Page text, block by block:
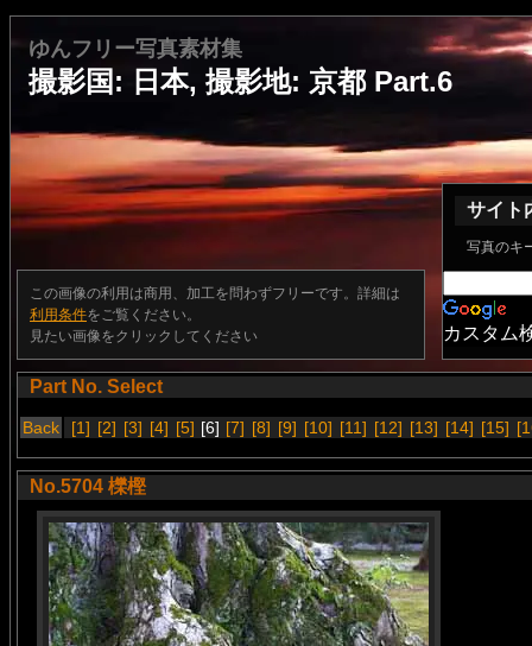
ゆんフリー写真素材集
撮影国: 日本, 撮影地: 京都 Part.6
この画像の利用は商用、加工を問わずフリーです。詳細は
利用条件をご覧ください。
見たい画像をクリックしてください
サイト
写真のキ
カスタム
Part No. Select
Back [1] [2] [3] [4] [5] [6] [7] [8] [9] [10] [11] [12] [13] [14] [15]
No.5704 櫟樫